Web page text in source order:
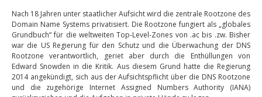
Nach 18 Jahren unter staatlicher Aufsicht wird die zentrale Rootzone des
Domain Name Systems privatisiert. Die Rootzone fungiert als „globales
Grundbuch“ für die weltweiten Top-Level-Zones von .ac bis .zw. Bisher
war die US Regierung für den Schutz und die Überwachung der DNS
Rootzone verantwortlich, geriet aber durch die Enthüllungen von
Edward Snowden in die Kritik. Aus diesem Grund hatte die Regierung
2014 angekündigt, sich aus der Aufsichtspflicht über die DNS Rootzone
und die zugehörige Internet Assigned Numbers Authority (IANA)